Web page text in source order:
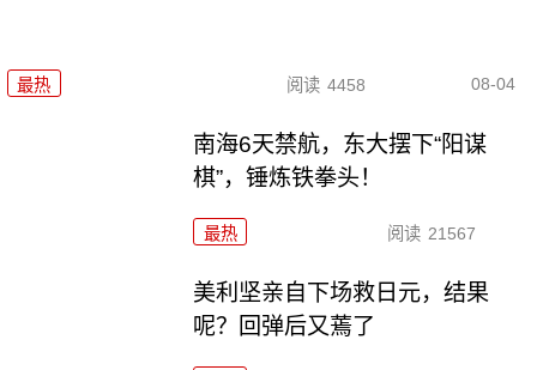
最热 阅读 4458 08-04
南海6天禁航，东大摆下“阳谋
棋”，锤炼铁拳头！
最热 阅读 21567
美利坚亲自下场救日元，结果
呢？回弹后又蔫了